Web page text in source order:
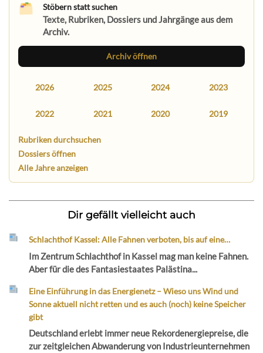
Stöbern statt suchen
Texte, Rubriken, Dossiers und Jahrgänge aus dem
Archiv.
Archiv öffnen
2026 2025 2024 2023
2022 2021 2020 2019
Rubriken durchsuchen
Dossiers öffnen
Alle Jahre anzeigen
Dir gefällt vielleicht auch
Schlachthof Kassel: Alle Fahnen verboten, bis auf eine…
Im Zentrum Schlachthof in Kassel mag man keine Fahnen.
Aber für die des Fantasiestaates Palästina...
Eine Einführung in das Energienetz – Wieso uns Wind und
Sonne aktuell nicht retten und es auch (noch) keine Speicher
gibt
Deutschland erlebt immer neue Rekordenergiepreise, die
zur zeitgleichen Abwanderung von Industrieunternehmen